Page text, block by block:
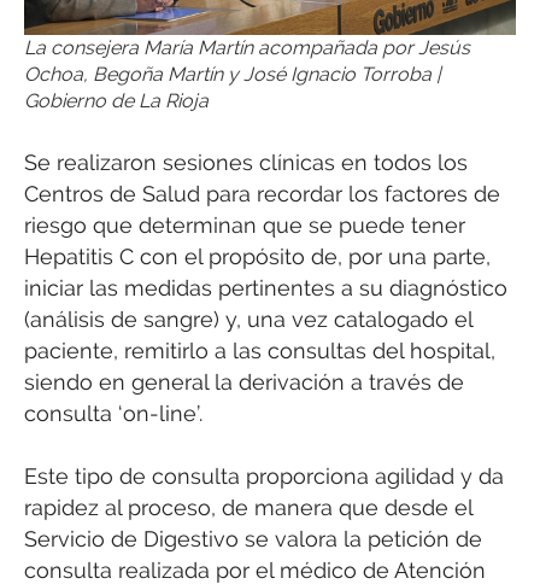
La consejera María Martín acompañada por Jesús
Ochoa, Begoña Martín y José Ignacio Torroba |
Gobierno de La Rioja
Se realizaron sesiones clínicas en todos los
Centros de Salud para recordar los factores de
riesgo que determinan que se puede tener
Hepatitis C con el propósito de, por una parte,
iniciar las medidas pertinentes a su diagnóstico
(análisis de sangre) y, una vez catalogado el
paciente, remitirlo a las consultas del hospital,
siendo en general la derivación a través de
consulta ‘on-line’.
Este tipo de consulta proporciona agilidad y da
rapidez al proceso, de manera que desde el
Servicio de Digestivo se valora la petición de
consulta realizada por el médico de Atención